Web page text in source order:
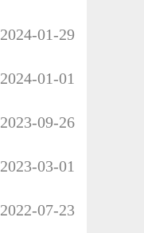
2024-01-29
2024-01-01
2023-09-26
2023-03-01
2022-07-23